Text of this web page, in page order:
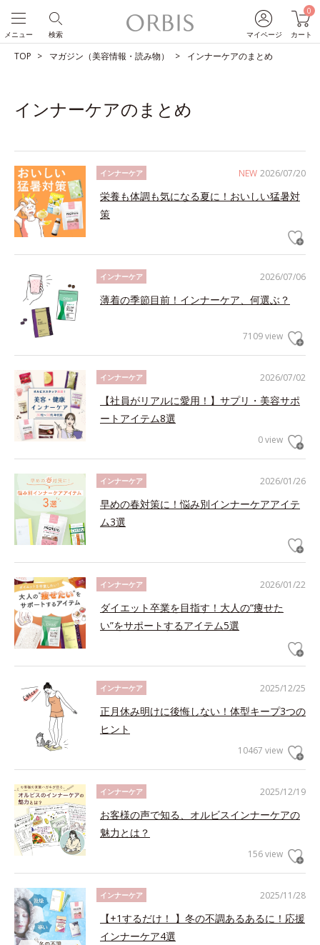
マイページ
0
カート
検索
メニュー
TOP マガジン（美容情報・読み物） インナーケアのまとめ
インナーケアのまとめ
NEW 2026/07/20
インナーケア
栄養も体調も気になる夏に！おいしい猛暑対
策
2026/07/06
インナーケア
薄着の季節目前！インナーケア、何選ぶ？
7109 view
2026/07/02
インナーケア
【社員がリアルに愛用！】サプリ・美容サポ
ートアイテム8選
0 view
2026/01/26
インナーケア
早めの春対策に！悩み別インナーケアアイテ
ム3選
2026/01/22
インナーケア
ダイエット卒業を目指す！大人の“痩せた
い”をサポートするアイテム5選
2025/12/25
インナーケア
正月休み明けに後悔しない！体型キープ3つの
ヒント
10467 view
2025/12/19
インナーケア
お客様の声で知る、オルビスインナーケアの
魅力とは？
156 view
2025/11/28
インナーケア
【+1するだけ！ 】冬の不調あるあるに！応援
インナーケア4選